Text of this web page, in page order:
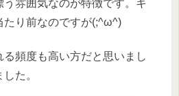
雰囲気なのが特徴です。キ
たり前なのですが(;^ω^)
頻度も高い方だと思いまし
た。